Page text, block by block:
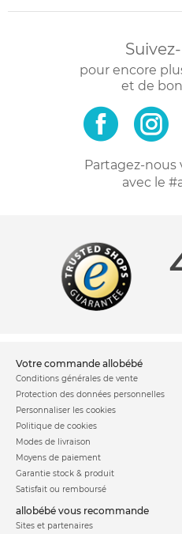
pour encore
et de
Partagez-nous
avec le
votre commande allobébé
Conditions générales de vente
Protection des données personnelles
Personnaliser les cookies
Politique de cookies
Modes de livraison
Moyens de paiement
Garantie stock & produit
Satisfait ou remboursé
allobébé vous recommande
Sites et partenaires